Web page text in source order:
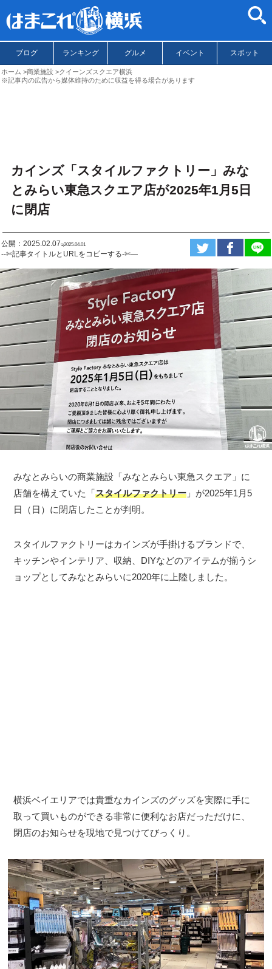
ブログ ランキング グルメ イベント スポット
ホーム 商業施設
クイーンズスクエア横浜
※記事内の広告から媒体維持のために収益を得る場合があります
カインズ「スタイルファクトリー」みな
とみらい東急スクエア店が2025年1月5日
に閉店
公開：2025.02.07ಇ2025.04.01
--✄記事タイトルとURLをコピーする-✄—
みなとみらいの商業施設「みなとみらい東急スクエア」に
店舗を構えていた「スタイルファクトリー 」が2025年1月5
日（日）に閉店したことが判明。
スタイルファクトリーはカインズが手掛けるブランドで、
キッチンやインテリア、収納、DIYなどのアイテムが揃うシ
ョップとしてみなとみらいに2020年に上陸しました。
横浜ベイエリアでは貴重なカインズのグッズを実際に手に
取って買いものができる非常に便利なお店だっただけに、
閉店のお知らせを現地で見つけてびっくり。